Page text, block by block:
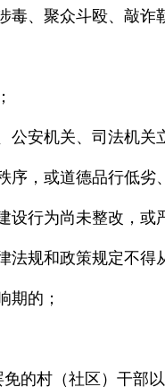
毒、聚众斗殴、敲
安机关、司法机关
，或道德品行低劣
行为尚未整改，或
规和政策规定不得
期的；
的村（社区）干部